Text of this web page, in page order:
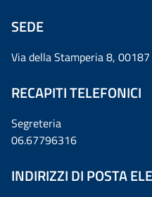
SEDE
Via della Stamperia 8, 00187
RECAPITI TELEFONICI
Segreteria
06.67796316
INDIRIZZI DI POSTA